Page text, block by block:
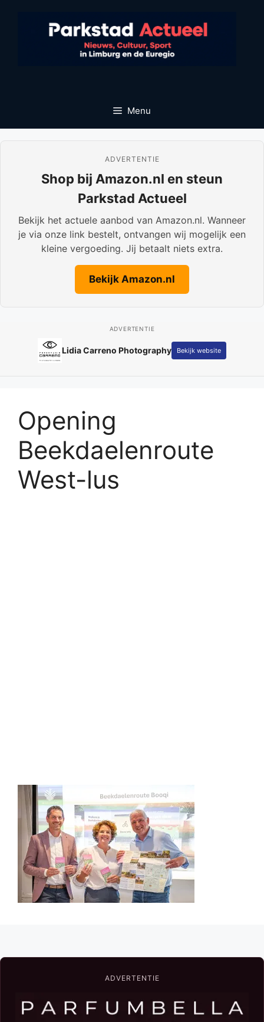
Menu
ADVERTENTIE
Shop bij Amazon.nl en steun
Parkstad Actueel
Bekijk het actuele aanbod van Amazon.nl. Wanneer
je via onze link bestelt, ontvangen wij mogelijk een
kleine vergoeding. Jij betaalt niets extra.
Bekijk Amazon.nl
ADVERTENTIE
Lidia Carreno Photography Bekijk website
Opening
Beekdaelenroute
West-lus
ADVERTENTIE